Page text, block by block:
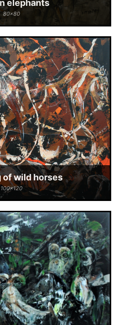
elephants
80x80
of wild horses
100x120